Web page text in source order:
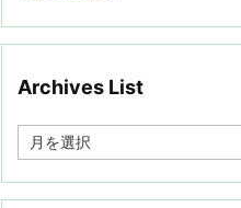
Archives List